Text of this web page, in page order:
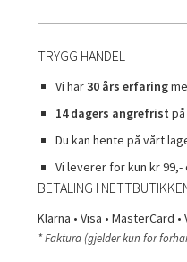
TRYGG HANDEL
Vi har30 års erfaring
14 dagers angrefrist
Du kan hente på vårt
Vi leverer for kun kr
BETALING I
Klarna • Visa • MasterCard •
* Faktura (gjelder kun for